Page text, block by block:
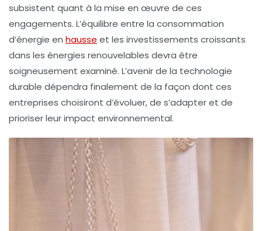
subsistent quant à la mise en œuvre de ces
engagements. L’équilibre entre la consommation
d’énergie en hausse et les investissements croissants
dans les énergies renouvelables devra être
soigneusement examiné. L’avenir de la technologie
durable dépendra finalement de la façon dont ces
entreprises choisiront d’évoluer, de s’adapter et de
prioriser leur impact environnemental.